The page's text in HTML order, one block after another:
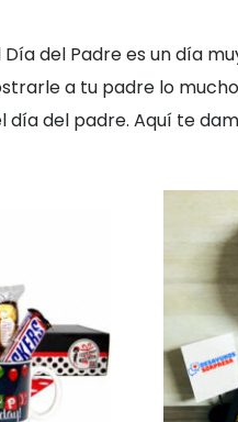
Día del Padre es un día
a tu padre lo
día del padre. Aquí te